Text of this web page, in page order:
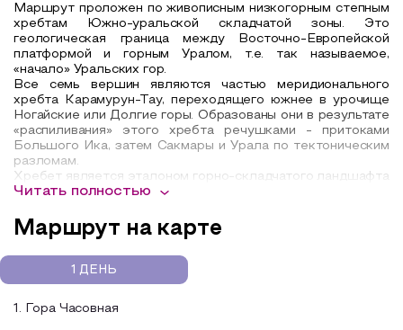
Маршрут проложен по живописным низкогорным степным
хребтам Южно-уральской складчатой зоны. Это
геологическая граница между Восточно-Европейской
платформой и горным Уралом, т.е. так называемое,
«начало» Уральских гор.
Все семь вершин являются частью меридионального
хребта Карамурун-Тау, переходящего южнее в урочище
Ногайские или Долгие горы. Образованы они в результате
«распиливания» этого хребта речушками - притоками
Большого Ика, затем Сакмары и Урала по тектоническим
разломам.
Хребет является эталоном горно-складчатого ландшафта
с типичными представителями видов травянистых
крупноцветковый, оносма простейшая, тимьян
губерлинский. Склоны известняковых гряд покрыты
подушками можжевельника казацкого, редкими кустами
кизильника. Днище балок покрыто густым лесом из
черной ольхи, дуба, вяза шершавого, черемухи.
семь вершин степного Урала:
Читать полностью
Маршрут на карте
1 ДЕНЬ
1. Гора Часовная